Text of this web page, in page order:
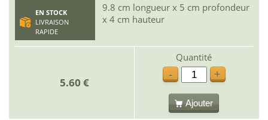
EN STOCK
LIVRAISON
RAPIDE
9.8 cm longueur x 5 cm profondeur
x 4 cm hauteur
5.60 €
Quantité
-
+
Ajouter